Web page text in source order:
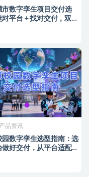
市数字孪生项目交付选
对平台 + 找对交付，双维
品资讯
园数字孪生选型指南：选
做好交付，从平台适配到